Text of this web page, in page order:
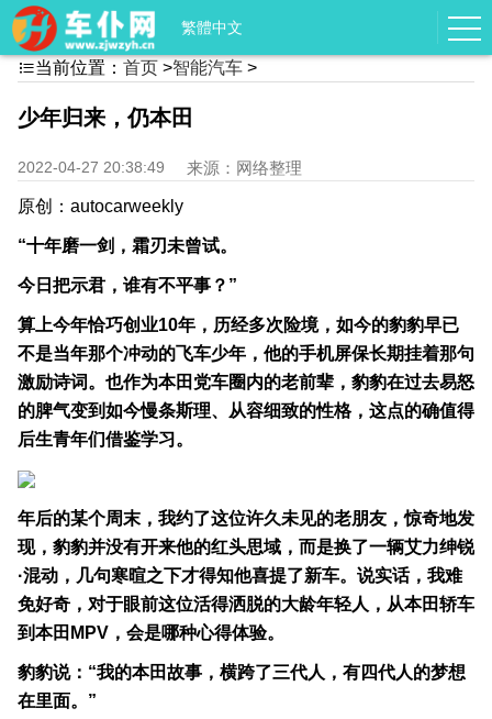
繁體中文
当前位置： 首页 >智能汽车 >
少年归来，仍本田
2022-04-27 20:38:49 来源：网络整理
原创：autocarweekly
“十年磨一剑，霜刃未曾试。
今日把示君，谁有不平事？”
算上今年恰巧创业10年，历经多次险境，如今的豹豹早已
不是当年那个冲动的飞车少年，他的手机屏保长期挂着那句
激励诗词。也作为本田党车圈内的老前辈，豹豹在过去易怒
的脾气变到如今慢条斯理、从容细致的性格，这点的确值得
后生青年们借鉴学习。
年后的某个周末，我约了这位许久未见的老朋友，惊奇地发
现，豹豹并没有开来他的红头思域，而是换了一辆艾力绅锐
·混动，几句寒暄之下才得知他喜提了新车。说实话，我难
免好奇，对于眼前这位活得洒脱的大龄年轻人，从本田轿车
到本田MPV，会是哪种心得体验。
豹豹说：“我的本田故事，横跨了三代人，有四代人的梦想
在里面。”